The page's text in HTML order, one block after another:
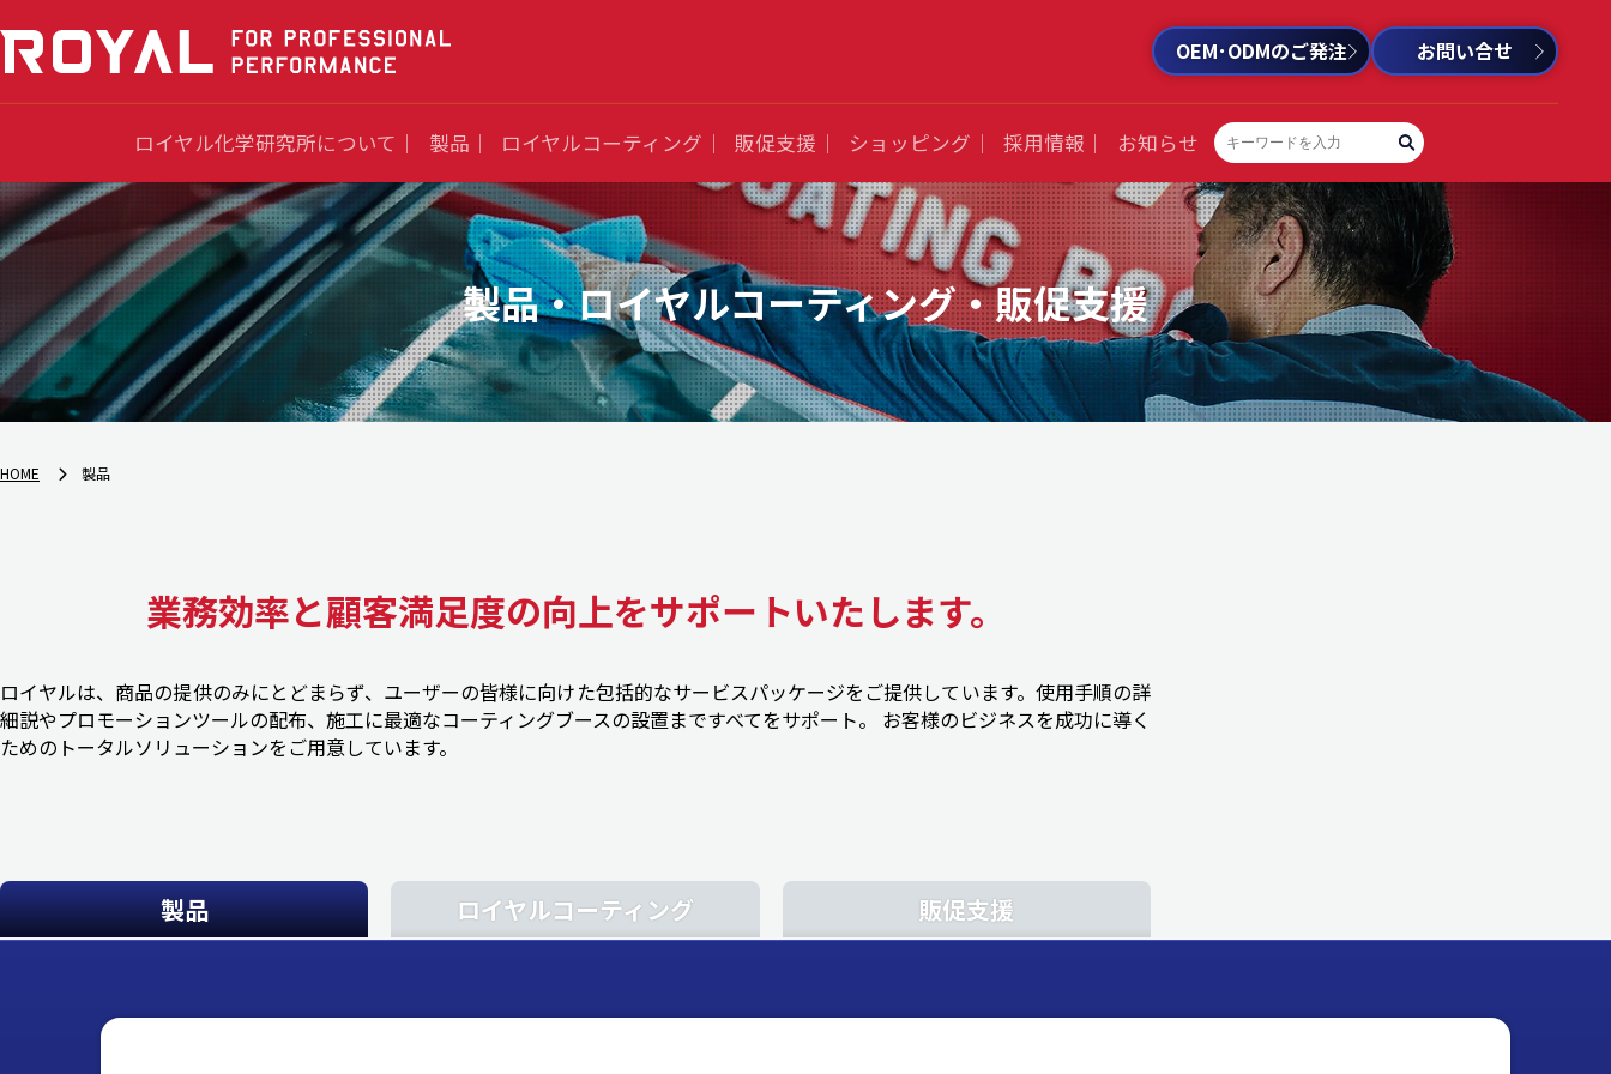
OEM･ODMのご発注 お問い合せ
ロイヤル化学研究所について 製品 ロイヤルコーティング 販促支援 ショッピング 採用情報 お知らせ
製品・ロイヤルコーティング・販促支援
HOME 製品
業務効率と顧客満足度の向上をサポートいたします。
ロイヤルは、商品の提供のみにとどまらず、ユーザーの皆様に向けた包括的なサービスパッケージをご提供しています。使用手順の詳
細説やプロモーションツールの配布、施工に最適なコーティングブースの設置まですべてをサポート。 お客様のビジネスを成功に導く
ためのトータルソリューションをご用意しています。
製品 ロイヤルコーティング 販促支援